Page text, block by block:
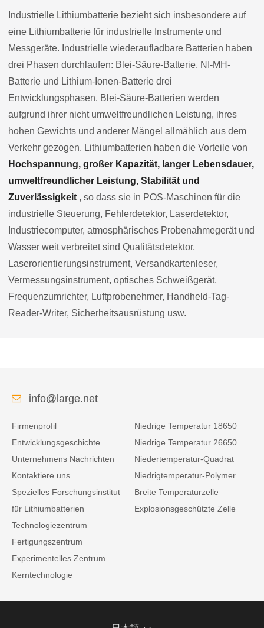
Industrielle Lithiumbatterie bezieht sich insbesondere auf
eine Lithiumbatterie für industrielle Instrumente und
Messgeräte. Industrielle wiederaufladbare Batterien haben
drei Phasen durchlaufen: Blei-Säure-Batterie, NI-MH-
Batterie und Lithium-Ionen-Batterie drei
Entwicklungsphasen. Blei-Säure-Batterien werden
aufgrund ihrer nicht umweltfreundlichen Leistung, ihres
hohen Gewichts und anderer Mängel allmählich aus dem
Verkehr gezogen. Lithiumbatterien haben die Vorteile von
Hochspannung, großer Kapazität, langer Lebensdauer,
umweltfreundlicher Leistung, Stabilität und
Zuverlässigkeit , so dass sie in POS-Maschinen für die
industrielle Steuerung, Fehlerdetektor, Laserdetektor,
Industriecomputer, atmosphärisches Probenahmegerät und
Wasser weit verbreitet sind Qualitätsdetektor,
Laserorientierungsinstrument, Versandkartenleser,
Vermessungsinstrument, optisches Schweißgerät,
Frequenzumrichter, Luftprobenehmer, Handheld-Tag-
Reader-Writer, Sicherheitsausrüstung usw.
info@large.net
Firmenprofil
Entwicklungsgeschichte
Unternehmens Nachrichten
Kontaktiere uns
Spezielles Forschungsinstitut
für Lithiumbatterien
Technologiezentrum
Fertigungszentrum
Experimentelles Zentrum
Kerntechnologie
Niedrige Temperatur 18650
Niedrige Temperatur 26650
Niedertemperatur-Quadrat
Niedrigtemperatur-Polymer
Breite Temperaturzelle
Explosionsgeschützte Zelle